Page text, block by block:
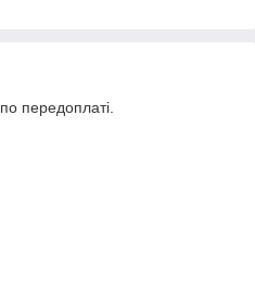
передоплаті.